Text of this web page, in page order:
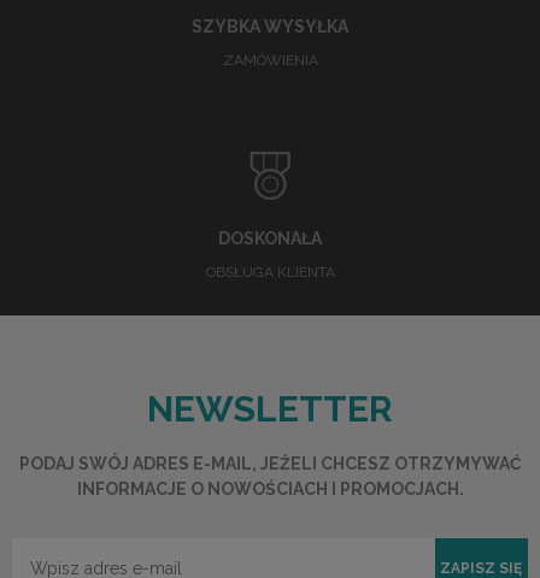
SZYBKA WYSYŁKA
ZAMÓWIENIA
DOSKONAŁA
OBSŁUGA KLIENTA
NEWSLETTER
PODAJ SWÓJ ADRES E-MAIL, JEŻELI CHCESZ OTRZYMYWAĆ
INFORMACJE O NOWOŚCIACH I PROMOCJACH.
ZAPISZ SIĘ